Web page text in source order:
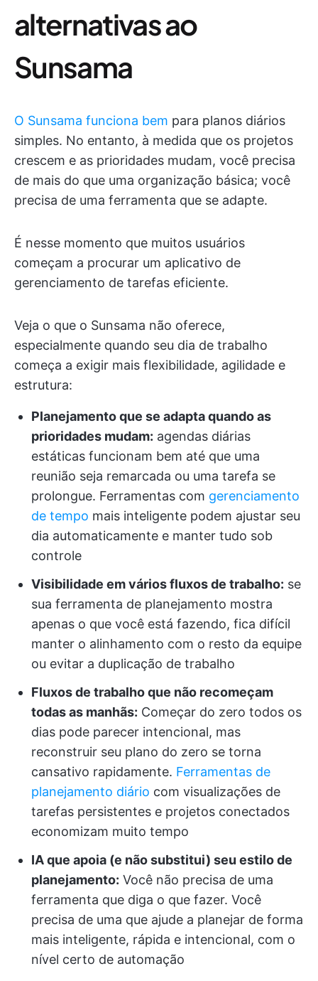
alternativas ao
Sunsama
O Sunsama funciona bem para planos diários
simples. No entanto, à medida que os projetos
crescem e as prioridades mudam, você precisa
de mais do que uma organização básica; você
precisa de uma ferramenta que se adapte.
É nesse momento que muitos usuários
começam a procurar um aplicativo de
gerenciamento de tarefas eficiente.
Veja o que o Sunsama não oferece,
especialmente quando seu dia de trabalho
começa a exigir mais flexibilidade, agilidade e
estrutura:
Planejamento que se adapta quando as
prioridades mudam: agendas diárias
estáticas funcionam bem até que uma
reunião seja remarcada ou uma tarefa se
prolongue. Ferramentas com gerenciamento
de tempo mais inteligente podem ajustar seu
dia automaticamente e manter tudo sob
controle
Visibilidade em vários fluxos de trabalho: se
sua ferramenta de planejamento mostra
apenas o que você está fazendo, fica difícil
manter o alinhamento com o resto da equipe
ou evitar a duplicação de trabalho
Fluxos de trabalho que não recomeçam
todas as manhãs: Começar do zero todos os
dias pode parecer intencional, mas
reconstruir seu plano do zero se torna
cansativo rapidamente. Ferramentas de
planejamento diário com visualizações de
tarefas persistentes e projetos conectados
economizam muito tempo
IA que apoia (e não substitui) seu estilo de
planejamento: Você não precisa de uma
ferramenta que diga o que fazer. Você
precisa de uma que ajude a planejar de forma
mais inteligente, rápida e intencional, com o
nível certo de automação